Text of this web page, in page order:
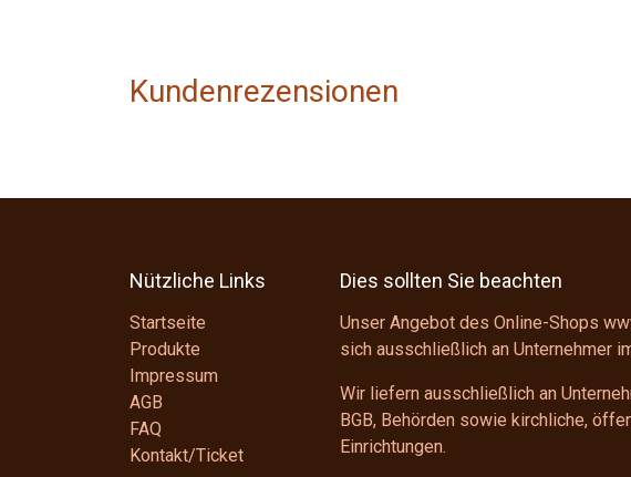
Kundenrezensionen
Nützliche Links
Startseite
Produkte
Impressum
AGB
FAQ
Kontakt/Ticket
Dies sollten Sie beachten
Unser Angebot des Online-Shops
sich ausschließlich an Unternehmer
Wir liefern ausschließlich an
BGB, Behörden sowie kirchliche,
Einrichtungen.